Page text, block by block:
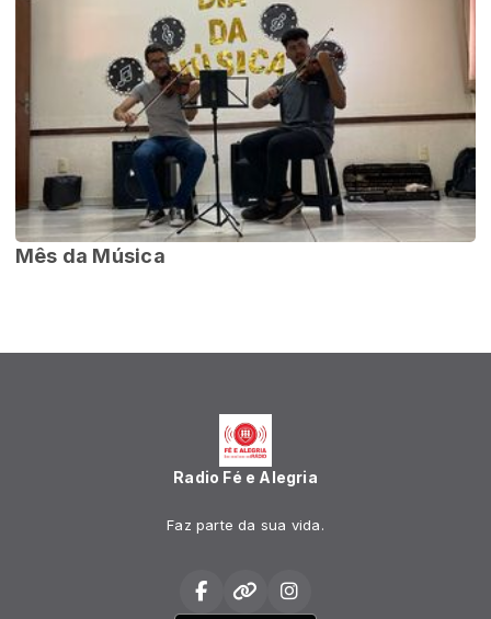
Mês da Música
Radio Fé e Alegria
Faz parte da sua vida.